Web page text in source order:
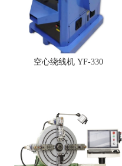
空心绕线机 YF-330